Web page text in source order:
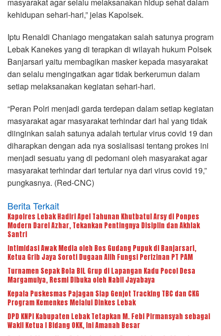
masyarakat agar selalu melaksanakan hidup sehat dalam
kehidupan sehari-hari,” jelas Kapolsek.
Iptu Renaldi Chaniago mengatakan salah satunya program
Lebak Kanekes yang di terapkan di wilayah hukum Polsek
Banjarsari yaitu membagikan masker kepada masyarakat
dan selalu mengingatkan agar tidak berkerumun dalam
setiap melaksanakan kegiatan sehari-hari.
“Peran Polri menjadi garda terdepan dalam setiap kegiatan
masyarakat agar masyarakat terhindar dari hal yang tidak
diinginkan salah satunya adalah tertular virus covid 19 dan
diharapkan dengan ada nya sosialisasi tentang prokes ini
menjadi sesuatu yang di pedomani oleh masyarakat agar
masyarakat terhindar dari tertular nya dari virus covid 19,”
pungkasnya. (Red-CNC)
Berita Terkait
Kapolres Lebak Hadiri Apel Tahunan Khutbatul Arsy di Ponpes
Modern Darel Azhar, Tekankan Pentingnya Disiplin dan Akhlak
Santri
Intimidasi Awak Media oleh Bos Gudang Pupuk di Banjarsari,
Ketua Grib Jaya Soroti Dugaan Alih Fungsi Perizinan PT PAM
Turnamen Sepak Bola BIL Grup di Lapangan Kadu Pocol Desa
Margamulya, Resmi Dibuka oleh Nabil Jayabaya
Kepala Puskesmas Pajagan Siap Genjot Tracking TBC dan CKG
Program Kemenkes Melalui Dinkes Lebak
DPD KNPI Kabupaten Lebak Tetapkan M. Febi Pirmansyah sebagai
Wakil Ketua I Bidang OKK, Ini Amanah Besar